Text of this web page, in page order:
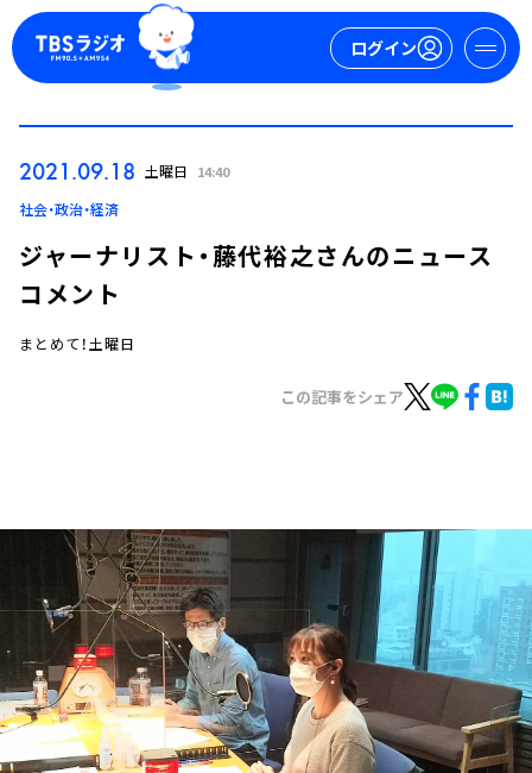
ログイン
お知らせ
イベント・グッズ
YouTube
会社情報
2021.09.18 土曜日 14:40
社会・政治・経済
ジャーナリスト・藤代裕之さんのニュース
コメント
まとめて！土曜日
この記事をシェア